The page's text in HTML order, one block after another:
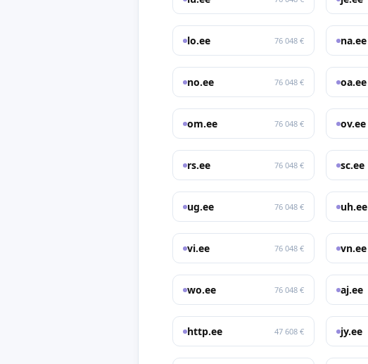
lo.ee 76 048 € na.ee
no.ee 76 048 € oa.ee
om.ee 76 048 € ov.ee
rs.ee 76 048 € sc.ee
ug.ee 76 048 € uh.ee
vi.ee 76 048 € vn.ee
wo.ee 76 048 € aj.ee
http.ee 47 608 € jy.ee